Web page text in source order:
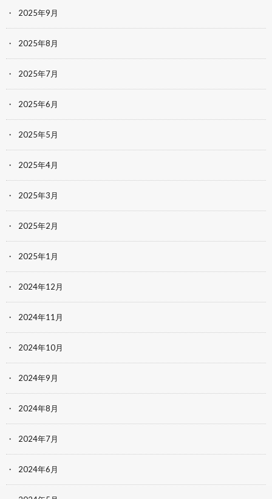
2025年9月
2025年8月
2025年7月
2025年6月
2025年5月
2025年4月
2025年3月
2025年2月
2025年1月
2024年12月
2024年11月
2024年10月
2024年9月
2024年8月
2024年7月
2024年6月